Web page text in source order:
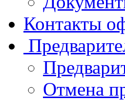
Контакты
Отмена